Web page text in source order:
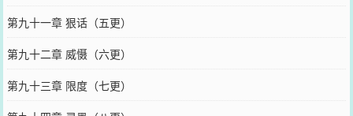
第九十一章 狠话（五更）
第九十二章 威慑（六更）
第九十三章 限度（七更）